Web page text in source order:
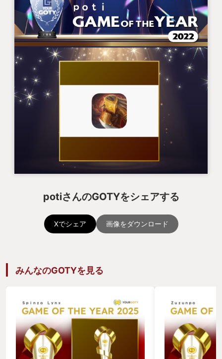
potiさんのGOTYをシェアする
Xでシェア 画像をダウンロード
みんなのGOTYを見る